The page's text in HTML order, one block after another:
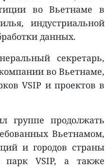
во Вьетнаме в
индустриальной
данных.
секретарь,
во Вьетнаме,
VSIP и проектов в
группе продолжать
Вьетнамом,
и городов страны
VSIP, а также